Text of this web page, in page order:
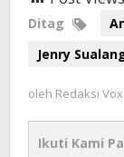
Ditag
Jenry
oleh Redaksi
Ikuti Kami